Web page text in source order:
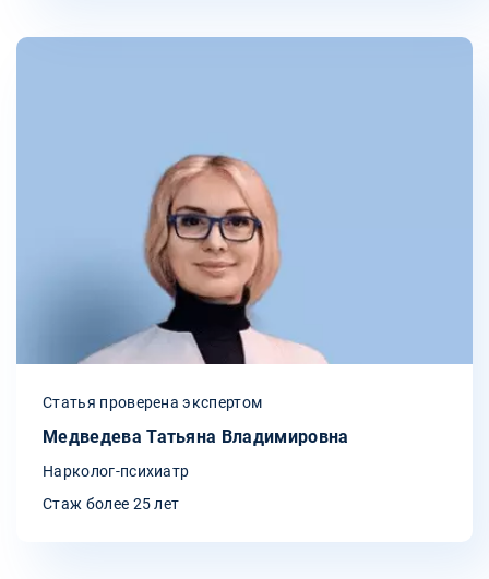
Статья проверена экспертом
Медведева Татьяна Владимировна
Нарколог-психиатр
Стаж более 25 лет